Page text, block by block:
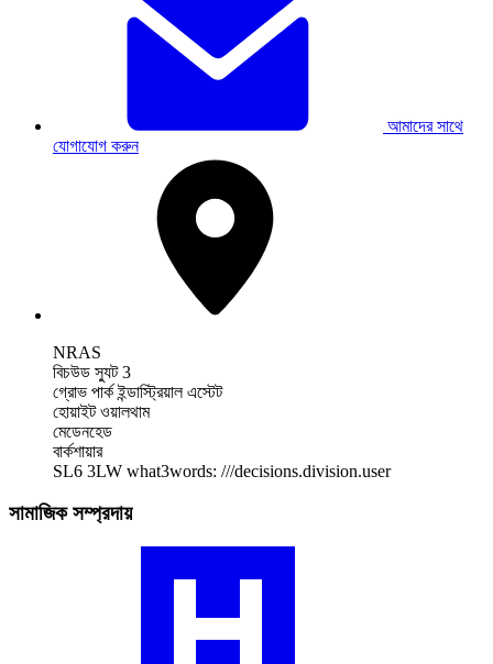
আমাদের সাথে
যোগাযোগ করুন
NRAS
বিচউড স্যুট 3
গ্রোভ পার্ক ইন্ডাস্ট্রিয়াল এস্টেট
হোয়াইট ওয়ালথাম
মেডেনহেড
বার্কশায়ার
SL6 3LW what3words: ///decisions.division.user
সামাজিক সম্প্রদায়